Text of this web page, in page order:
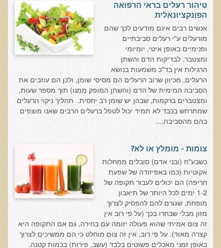
הקלה בדיכאון חמור
חקר יוחסין חוצה דורות MTTG
דיטוקסיפיקציה של הנפש EMDR
EMDR BSP MTTG
הארגון הישראלי לרפואת שיניים פונקציונאלית
תסמונת הנוירון הוקסי
מחקרים וספרות מדעית
רפואת שיניים ללא כספית ואמלגם
גולשים ממליצים
צור קשר
הסמכה
סדנאות מעמיקות להסמכה
טיהור רעלים
שאלות ותשובות מסדנת טיהור רעלים
טיהור רעלים בראי הרפואה
הפונקציונאלית
אנשים רבים אינם מודעים לכך שהם
מורעלים ע"י רעלים סביבתיים
ופנימיים באופן איטי, יומיומי
ומצטבר. לבדיקות הדם והשתן
הרגילות אין בד"כ משמעות בנושא
הרעלים, מכיוון שרוב הרעלים הם מסיסי שומן, ולכן הם עוזבים את
הסביבה המימית של הדם (והשתן המופק ממנו) תוך מספר שעות,
ומצטברים ברקמות, שבהן יש שומן רב יחסית. תהליך ניקוי הרעלים
שמתרחש בכבד לא תמיד יכול לטפל ברעלים הרבים שאנו מוצפים
בהם מהסביבה,...
צומות - מומלץ או לא?
כשבע"ח (ובני אדם) סובלים ממחלות
אקוטיות (כמו באפיזודה של שפעת
חריפה) הם יכולים לעבור תקופה של
1-2 ימים לכל היותר של תיאבון
מופחת, שגורם להם להפסיק לצרוך
מזון מבלי שבחרו בכך (על פי רוב אין
זה צום אמיתי שהוא פעולה יזומה עם בחירה, גם אם התקופה היא
קצרה מאוד). על פי רוב, אין זה צום מוחלט כי הם ממשיכים לצרוך
באופן זמני מאכלים פשוטים בלבד (עשב, פירות) בכמות קטנה.